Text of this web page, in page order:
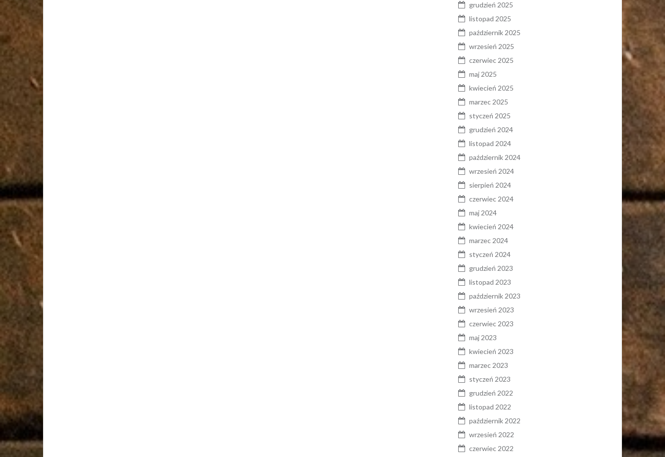
grudzień 2025
listopad 2025
październik 2025
wrzesień 2025
czerwiec 2025
maj 2025
kwiecień 2025
marzec 2025
styczeń 2025
grudzień 2024
listopad 2024
październik 2024
wrzesień 2024
sierpień 2024
czerwiec 2024
maj 2024
kwiecień 2024
marzec 2024
styczeń 2024
grudzień 2023
listopad 2023
październik 2023
wrzesień 2023
czerwiec 2023
maj 2023
kwiecień 2023
marzec 2023
styczeń 2023
grudzień 2022
listopad 2022
październik 2022
wrzesień 2022
czerwiec 2022